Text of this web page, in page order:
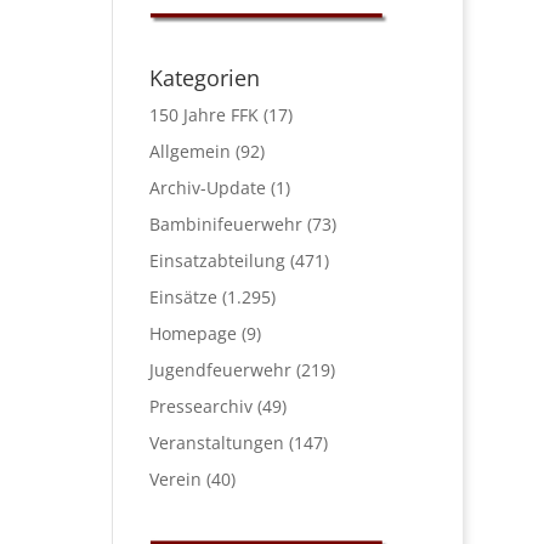
Kategorien
150 Jahre FFK (17)
Allgemein (92)
Archiv-Update (1)
Bambinifeuerwehr (73)
Einsatzabteilung (471)
Einsätze (1.295)
Homepage (9)
Jugendfeuerwehr (219)
Pressearchiv (49)
Veranstaltungen (147)
Verein (40)